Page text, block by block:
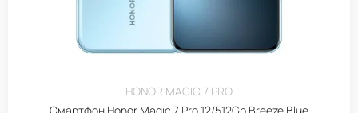
HONOR MAGIC 7 PRO